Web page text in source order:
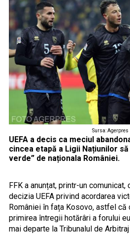
Sursa: Agerpres
UEFA a decis ca meciul
cincea etapă a Ligii Națiunilor
verde” de naționala României.
FFK a anunțat, printr-un
decizia UEFA privind acordarea
României în fața Kosovo, astfel
primirea întregii hotărâri a forului
mai departe la Tribunalul de